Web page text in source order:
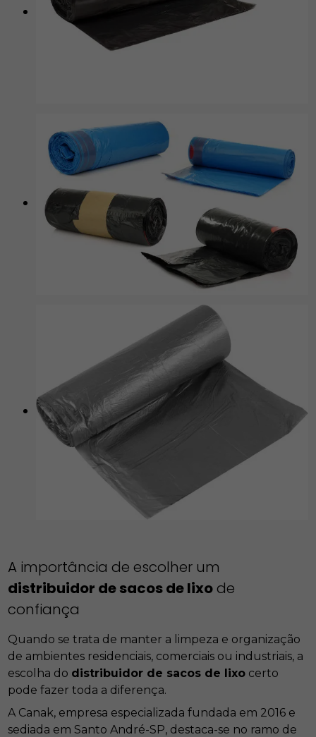
A importância de escolher um
distribuidor de sacos de lixode
confiança
Quando se trata de manter a limpeza e organização
de ambientes residenciais, comerciais ou industriais, a
escolha do distribuidor de sacos de lixo certo
pode fazer toda a diferença.
A Canak, empresa especializada fundada em 2016 e
sediada em Santo André-SP, destaca-se no ramo de